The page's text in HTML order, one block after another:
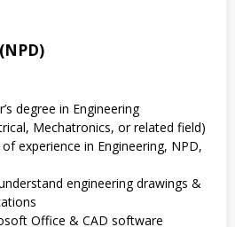
degree in Engineering
Mechatronics, or related field)
experience in Engineering, NPD,
engineering drawings &
Office & CAD software